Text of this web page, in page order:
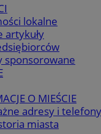
lokalne
artykuły
sponsorowane
O MIEŚCIE
adresy i telefony
miasta